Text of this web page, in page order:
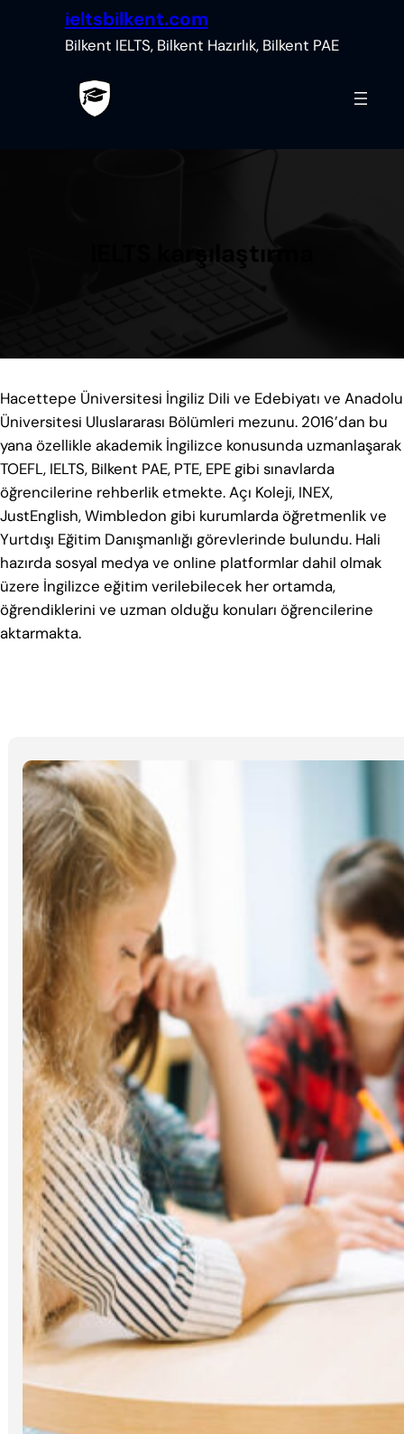
ieltsbilkent.com
Bilkent IELTS, Bilkent Hazırlık, Bilkent PAE
IELTS karşılaştırma
Hacettepe Üniversitesi İngiliz Dili ve Edebiyatı ve Anadolu
Üniversitesi Uluslararası Bölümleri mezunu. 2016’dan bu
yana özellikle akademik İngilizce konusunda uzmanlaşarak
TOEFL, IELTS, Bilkent PAE, PTE, EPE gibi sınavlarda
öğrencilerine rehberlik etmekte. Açı Koleji, INEX,
JustEnglish, Wimbledon gibi kurumlarda öğretmenlik ve
Yurtdışı Eğitim Danışmanlığı görevlerinde bulundu. Hali
hazırda sosyal medya ve online platformlar dahil olmak
üzere İngilizce eğitim verilebilecek her ortamda,
öğrendiklerini ve uzman olduğu konuları öğrencilerine
aktarmakta.